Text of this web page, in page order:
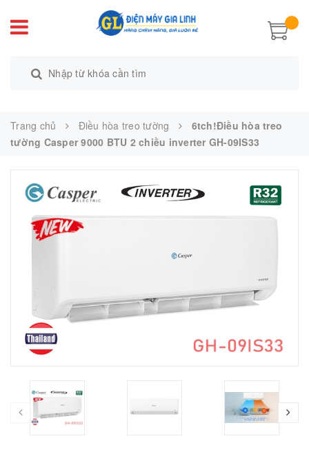
Trang chủ Điều hòa treo tường
6tch!Điều hòa treo
tường Casper 9000 BTU 2 chiều inverter GH-09IS33